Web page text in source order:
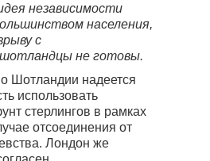
независимости
населения,
с
не готовы.
Шотландии надеется
использовать
стерлингов в рамках
отсоединения от
Лондон же